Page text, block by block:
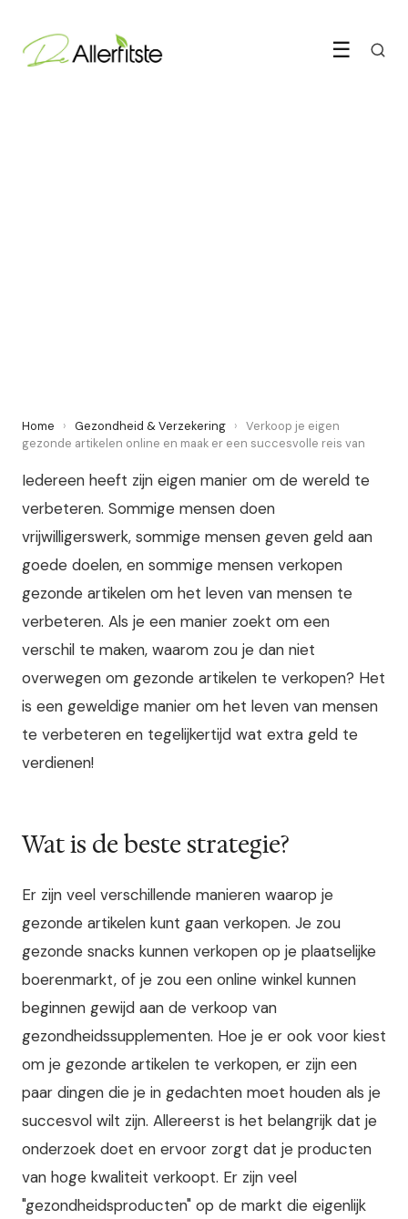
☰
Home › Gezondheid & Verzekering › Verkoop je eigen
gezonde artikelen online en maak er een succesvolle reis van
Iedereen heeft zijn eigen manier om de wereld te
verbeteren. Sommige mensen doen
vrijwilligerswerk, sommige mensen geven geld aan
goede doelen, en sommige mensen verkopen
gezonde artikelen om het leven van mensen te
verbeteren. Als je een manier zoekt om een
verschil te maken, waarom zou je dan niet
overwegen om gezonde artikelen te verkopen? Het
is een geweldige manier om het leven van mensen
te verbeteren en tegelijkertijd wat extra geld te
verdienen!
Wat is de beste strategie?
Er zijn veel verschillende manieren waarop je
gezonde artikelen kunt gaan verkopen. Je zou
gezonde snacks kunnen verkopen op je plaatselijke
boerenmarkt, of je zou een online winkel kunnen
beginnen gewijd aan de verkoop van
gezondheidssupplementen. Hoe je er ook voor kiest
om je gezonde artikelen te verkopen, er zijn een
paar dingen die je in gedachten moet houden als je
succesvol wilt zijn. Allereerst is het belangrijk dat je
onderzoek doet en ervoor zorgt dat je producten
van hoge kwaliteit verkoopt. Er zijn veel
"gezondheidsproducten" op de markt die eigenlijk